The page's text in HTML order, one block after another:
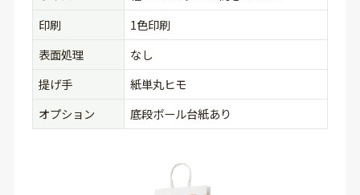
印刷
1色印刷
表面処理
なし
提げ手
紙単丸ヒモ
オプション
底段ボール台紙あり